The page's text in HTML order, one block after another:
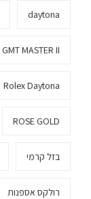
daytona
GMT MASTER II
Rolex Daytona
ROSE GOLD
בזל קרמי
רולקס אספנות